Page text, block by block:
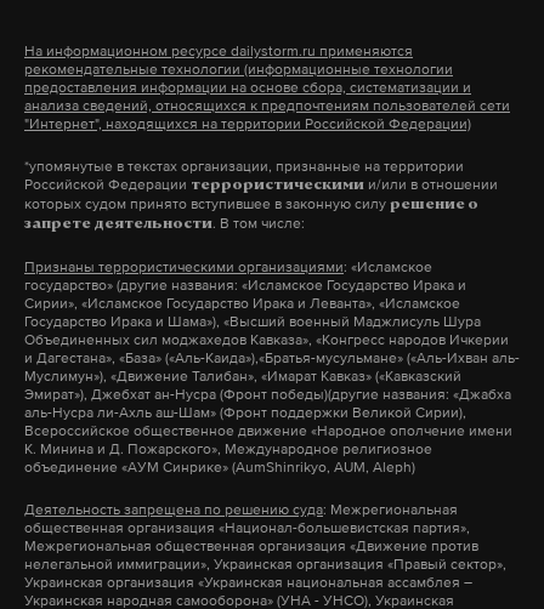
Москалькова выразила надежду, что
гуманитарный диалог продолжится и российские
родину.
москалькова обмен упц
На информационном ресурсе dailystorm.ru применяются
рекомендательные технологии (информационные технологии
предоставления информации на основе сбора, систематизации и
анализа сведений, относящихся к предпочтениям пользователей сети
"Интернет", находящихся на территории Российской Федерации)
*упомянутые в текстах организации, признанные на территории
Российской Федерации террористическими и/или в отношении
которых судом принято вступившее в законную силу решение о
запрете деятельности. В том числе:
Признаны террористическими организациями: «Исламское
государство» (другие названия: «Исламское Государство Ирака и
Сирии», «Исламское Государство Ирака и Леванта», «Исламское
Государство Ирака и Шама»), «Высший военный Маджлисуль Шура
Объединенных сил моджахедов Кавказа», «Конгресс народов Ичкерии
и Дагестана», «База» («Аль-Каида»),«Братья-мусульмане» («Аль-Ихван аль-
Муслимун»), «Движение Талибан», «Имарат Кавказ» («Кавказский
Эмират»), Джебхат ан-Нусра (Фронт победы)(другие названия: «Джабха
аль-Нусра ли-Ахль аш-Шам» (Фронт поддержки Великой Сирии),
Всероссийское общественное движение «Народное ополчение имени
К. Минина и Д. Пожарского», Международное религиозное
объединение «АУМ Синрике» (AumShinrikyo, AUM, Aleph)
Деятельность запрещена по решению суда: Межрегиональная
общественная организация «Национал-большевистская партия»,
Межрегиональная общественная организация «Движение против
нелегальной иммиграции», Украинская организация «Правый сектор»,
Украинская организация «Украинская национальная ассамблея –
Украинская народная самооборона» (УНА - УНСО), Украинская